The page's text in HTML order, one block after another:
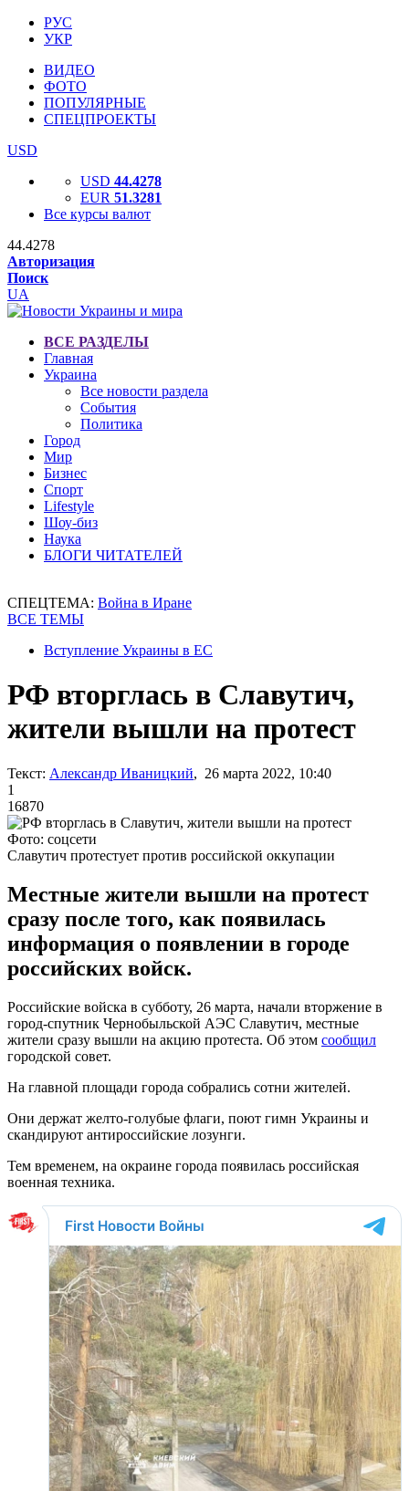
РУС
УКР
ВИДЕО
ФОТО
ПОПУЛЯРНЫЕ
СПЕЦПРОЕКТЫ
USD
USD 44.4278
EUR 51.3281
Все курсы валют
44.4278
Авторизация
Поиск
UA
ВСЕ РАЗДЕЛЫ
Главная
Украина
Все новости раздела
События
Политика
Город
Мир
Бизнес
Спорт
Lifestyle
Шоу-биз
Наука
БЛОГИ ЧИТАТЕЛЕЙ
СПЕЦТЕМА: Война в Иране
ВСЕ ТЕМЫ
Вступление Украины в ЕС
РФ вторглась в Славутич,
жители вышли на протест
Текст: Александр Иваницкий, 26 марта 2022, 10:40
1
16870
Фото: соцсети
Славутич протестует против российской оккупации
Местные жители вышли на протест
сразу после того, как появилась
информация о появлении в городе
российских войск.
Российские войска в субботу, 26 марта, начали вторжение в
город-спутник Чернобыльской АЭС Славутич, местные
жители сразу вышли на акцию протеста. Об этом сообщил
городской совет.
На главной площади города собрались сотни жителей.
Они держат желто-голубые флаги, поют гимн Украины и
скандируют антироссийские лозунги.
Тем временем, на окраине города появилась российская
военная техника.